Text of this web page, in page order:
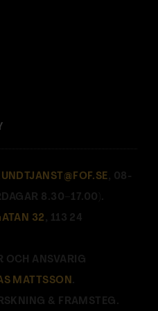
, 08-
8.30–17.00).
32 , 113 24
OCH ANSVARIG
MATTSSON.
& FRAMSTEG.